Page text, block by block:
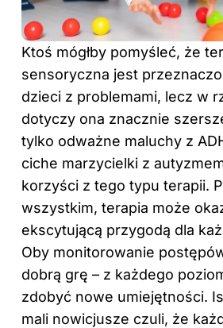
Ktoś mógłby pomyśleć, że
sensoryczna jest
dzieci z problemami, lecz w
dotyczy ona znacznie
tylko odważne maluchy z
ciche marzycielki z
korzyści z tego typu terapii.
wszystkim, terapia może
ekscytującą przygodą dla
Oby monitorowanie
dobrą grę – z każdego
zdobyć nowe umiejętności.
mali nowicjusze czuli, że